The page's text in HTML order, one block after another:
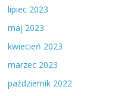
lipiec 2023
maj 2023
kwiecień 2023
marzec 2023
październik 2022